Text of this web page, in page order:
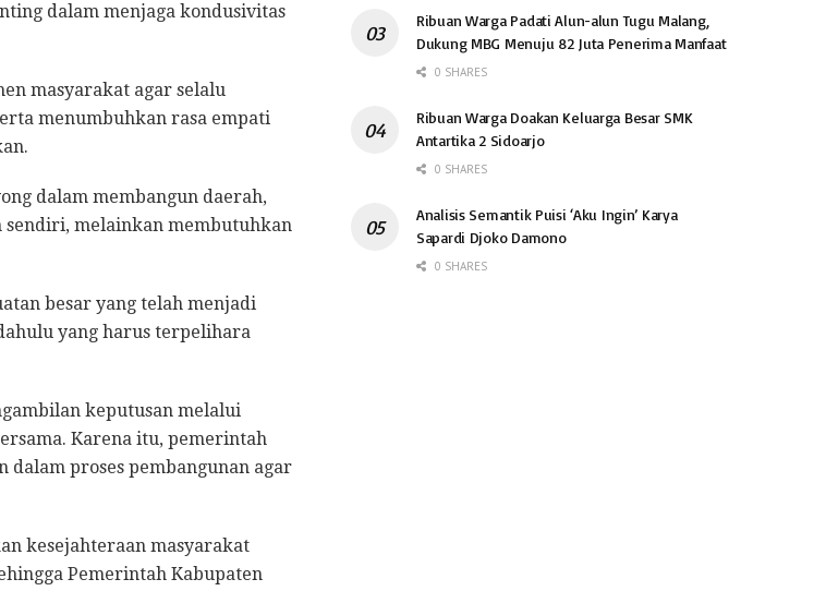
dalam menjaga kondusivitas
masyarakat agar selalu
menumbuhkan rasa empati
dalam membangun daerah,
melainkan membutuhkan
besar yang telah menjadi
yang harus terpelihara
keputusan melalui
Karena itu, pemerintah
dalam proses pembangunan agar
kesejahteraan masyarakat
Pemerintah Kabupaten
Ribuan Warga Padati Alun-alun Tugu Malang,
Dukung MBG Menuju 82 Juta Penerima Manfaat
0 SHARES
Ribuan Warga Doakan Keluarga Besar SMK
Antartika 2 Sidoarjo
0 SHARES
Analisis Semantik Puisi ‘Aku Ingin’ Karya
Sapardi Djoko Damono
0 SHARES